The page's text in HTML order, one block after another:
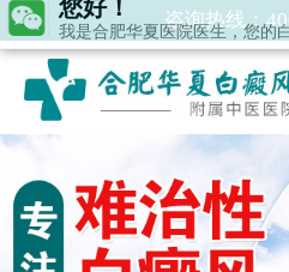
咨询热线：